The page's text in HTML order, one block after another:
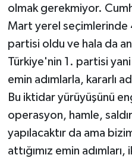
olmak gerekmiyor.
Mart yerel seçimlerinde
partisi oldu ve hala da
Türkiye'nin 1. partisi
emin adımlarla, kararlı
Bu iktidar yürüyüşünü
operasyon, hamle,
yapılacaktır da ama bizim
attığımız emin